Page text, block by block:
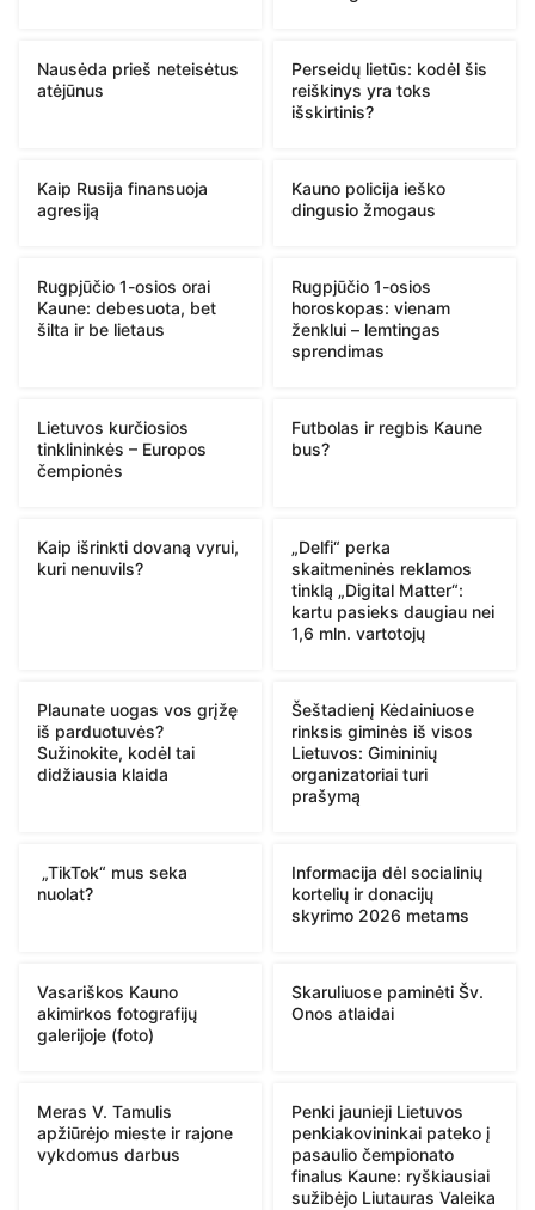
Nausėda prieš neteisėtus
atėjūnus
Perseidų lietūs: kodėl šis
reiškinys yra toks
išskirtinis?
Kaip Rusija finansuoja
agresiją
Kauno policija ieško
dingusio žmogaus
Rugpjūčio 1-osios orai
Kaune: debesuota, bet
šilta ir be lietaus
Rugpjūčio 1-osios
horoskopas: vienam
ženklui – lemtingas
sprendimas
Lietuvos kurčiosios
tinklininkės – Europos
čempionės
Futbolas ir regbis Kaune
bus?
Kaip išrinkti dovaną vyrui,
kuri nenuvils?
„Delfi“ perka
skaitmeninės reklamos
tinklą „Digital Matter“:
kartu pasieks daugiau nei
1,6 mln. vartotojų
Plaunate uogas vos grįžę
iš parduotuvės?
Sužinokite, kodėl tai
didžiausia klaida
Šeštadienį Kėdainiuose
rinksis giminės iš visos
Lietuvos: Gimininių
organizatoriai turi
prašymą
„TikTok“ mus seka
nuolat?
Informacija dėl socialinių
kortelių ir donacijų
skyrimo 2026 metams
Vasariškos Kauno
akimirkos fotografijų
galerijoje (foto)
Skaruliuose paminėti Šv.
Onos atlaidai
Meras V. Tamulis
apžiūrėjo mieste ir rajone
vykdomus darbus
Penki jaunieji Lietuvos
penkiakovininkai pateko į
pasaulio čempionato
finalus Kaune: ryškiausiai
sužibėjo Liutauras Valeika